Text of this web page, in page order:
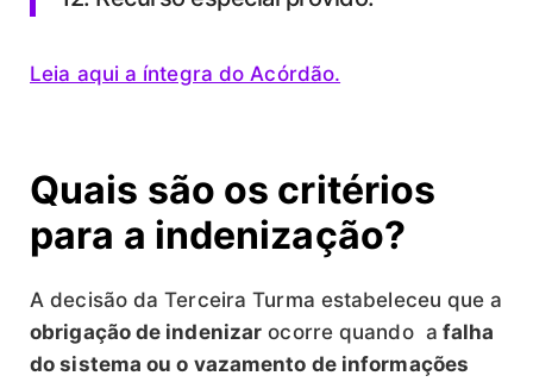
Leia aqui a íntegra do Acórdão.
Quais são os critérios
para a indenização?
A decisão da Terceira Turma estabeleceu que a
obrigação de indenizar ocorre quando a falha
do sistema ou o vazamento de informações